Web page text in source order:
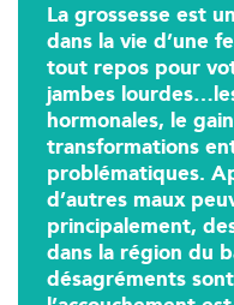
La grossesse est
dans la vie d’une
tout repos pour
jambes
hormonales, le
transformations
problématiques.
d’autres maux
principalement,
dans la région du
désagréments
Trouvez